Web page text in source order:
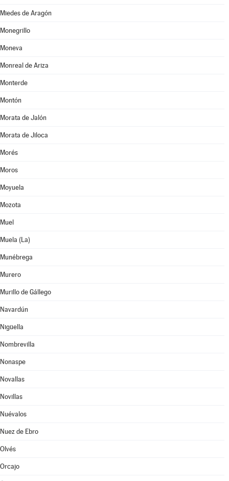
Miedes de Aragón
Monegrillo
Moneva
Monreal de Ariza
Monterde
Montón
Morata de Jalón
Morata de Jiloca
Morés
Moros
Moyuela
Mozota
Muel
Muela (La)
Munébrega
Murero
Murillo de Gállego
Navardún
Nigüella
Nombrevilla
Nonaspe
Novallas
Novillas
Nuévalos
Nuez de Ebro
Olvés
Orcajo